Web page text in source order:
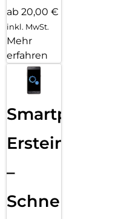
ab 20,00 €
inkl. MwSt.
Mehr
erfahren
Smartphone
Ersteinrichtung
–
Schnelle